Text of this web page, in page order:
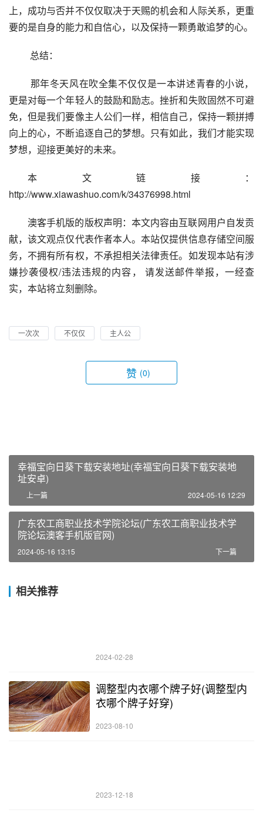
上，成功与否并不仅仅取决于天赐的机会和人际关系，更重
要的是自身的能力和自信心，以及保持一颗勇敢追梦的心。
总结：
更是对每一个年轻人的鼓励和励志。挫折和失败固然不可避
免，但是我们要像主人公们一样，相信自己，保持一颗拼搏
向上的心，不断追逐自己的梦想。只有如此，我们才能实现
梦想，迎接更美好的未来。
本文链接：
http://www.xiawashuo.com/k/34376998.html
澳客手机版的版权声明：本文内容由互联网用户自发贡
献，该文观点仅代表作者本人。本站仅提供信息存储空间服
务，不拥有所有权，不承担相关法律责任。如发现本站有涉
嫌抄袭侵权/违法违规的内容， 请发送邮件举报，一经查
实，本站将立刻删除。
一次次 不仅仅 主人公
赞 (0)
幸福宝向日葵下载安装地址(幸福宝向日葵下载安装地
址安卓)
上一篇 2024-05-16 12:29
广东农工商职业技术学院论坛(广东农工商职业技术学
院论坛澳客手机版官网)
下一篇
2024-05-16 13:15
相关推荐
2024-02-28
调整型内衣哪个牌子好(调整型内
衣哪个牌子好穿)
2023-08-10
2023-12-18